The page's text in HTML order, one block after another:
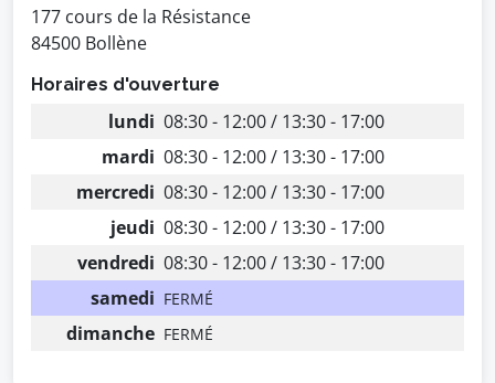
177 cours de la Résistance
84500 Bollène
Horaires d'ouverture
lundi 08:30 - 12:00 / 13:30 - 17:00
mardi 08:30 - 12:00 / 13:30 - 17:00
mercredi 08:30 - 12:00 / 13:30 - 17:00
jeudi 08:30 - 12:00 / 13:30 - 17:00
vendredi 08:30 - 12:00 / 13:30 - 17:00
samedi FERMÉ
dimanche FERMÉ